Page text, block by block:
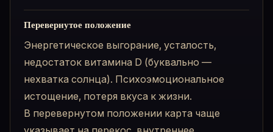
Перевернутое положение
Энергетическое выгорание, усталость,
недостаток витамина D (буквально —
нехватка солнца). Психоэмоциональное
истощение, потеря вкуса к жизни.
В перевернутом положении карта чаще